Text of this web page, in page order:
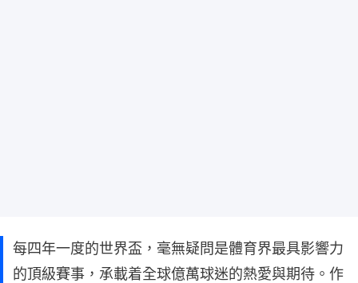
每四年一度的世界盃，毫無疑問是體育界最具影響力
的頂級賽事，承載着全球億萬球迷的熱愛與期待。作